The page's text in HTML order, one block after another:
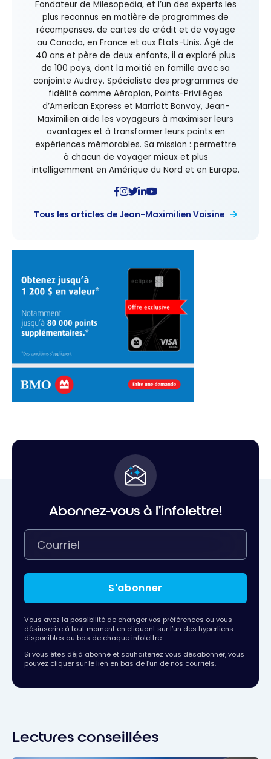
Fondateur de Milesopedia, et l’un des experts les
plus reconnus en matière de programmes de
récompenses, de cartes de crédit et de voyage
au Canada, en France et aux États-Unis. Âgé de
40 ans et père de deux enfants, il a exploré plus
de 100 pays, dont la moitié en famille avec sa
conjointe Audrey. Spécialiste des programmes de
fidélité comme Aéroplan, Points-Privilèges
d’American Express et Marriott Bonvoy, Jean-
Maximilien aide les voyageurs à maximiser leurs
avantages et à transformer leurs points en
expériences mémorables. Sa mission : permettre
à chacun de voyager mieux et plus
intelligemment en Amérique du Nord et en Europe.
Tous les articles de Jean-Maximilien Voisine
Abonnez-vous à l'infolettre!
S'abonner
Vous avez la possibilité de changer vos préférences ou vous
désinscrire à tout moment en cliquant sur l’un des hyperliens
disponibles au bas de chaque infolettre.
Si vous êtes déjà abonné et souhaiteriez vous désabonner, vous
pouvez cliquer sur le lien en bas de l’un de nos courriels.
Lectures conseillées